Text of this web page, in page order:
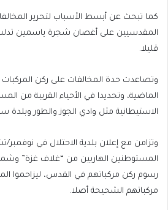
كما تبحث عن أبسط الأسباب لتحرير
المقدسيين على أغصان شجرة ياسمين تدلت
قليلا.
وتصاعدت حدة المخالفات على ركن
الماضية، وتحديدا في الأحياء القريبة من
الاستيطانية مثل وادي الجوز والطور وبلدة
وتزامن مع إعلان بلدية الاحتلال في نوفمبر/
المستوطنين الهاربين من “غلاف غزة”
رسوم ركن مركباتهم في القدس، ليزاحموا
مركباتهم الشحيحة أصلا.